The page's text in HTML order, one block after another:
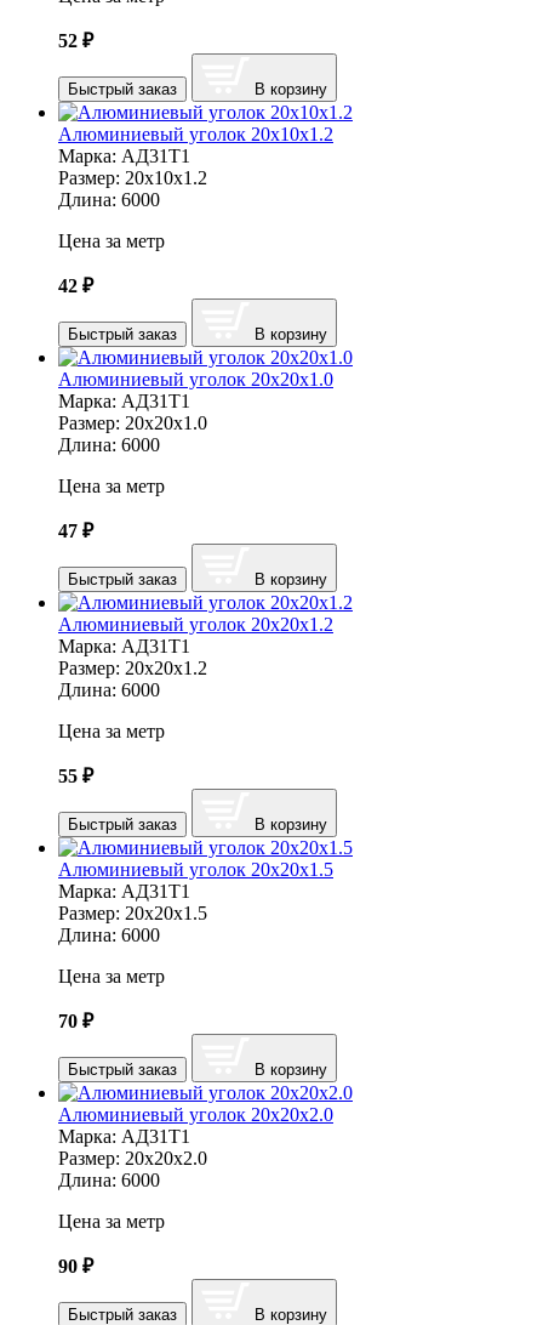
52 ₽
Быстрый заказ В корзину
Алюминиевый уголок 20х10х1.2
Марка: АД31Т1
Размер: 20х10х1.2
Длина: 6000
Цена за метр
42 ₽
Быстрый заказ В корзину
Алюминиевый уголок 20х20х1.0
Марка: АД31Т1
Размер: 20х20х1.0
Длина: 6000
Цена за метр
47 ₽
Быстрый заказ В корзину
Алюминиевый уголок 20х20х1.2
Марка: АД31Т1
Размер: 20х20х1.2
Длина: 6000
Цена за метр
55 ₽
Быстрый заказ В корзину
Алюминиевый уголок 20х20х1.5
Марка: АД31Т1
Размер: 20х20х1.5
Длина: 6000
Цена за метр
70 ₽
Быстрый заказ В корзину
Алюминиевый уголок 20х20х2.0
Марка: АД31Т1
Размер: 20х20х2.0
Длина: 6000
Цена за метр
90 ₽
Быстрый заказ В корзину